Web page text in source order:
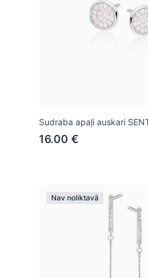
Sudraba apaļi auskari
16.00 €
Nav noliktavā